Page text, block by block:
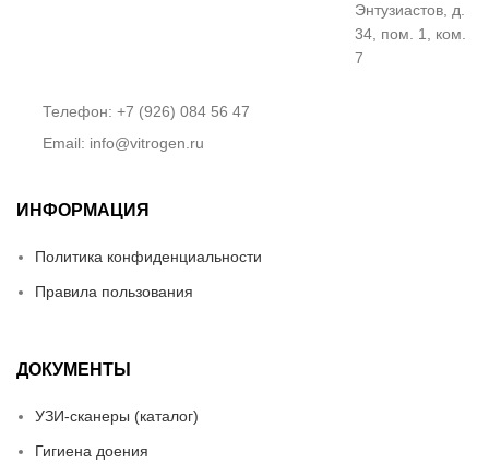
Энтузиастов, д.
34, пом. 1, ком.
7
Телефон: +7 (926) 084 56 47
Email: info@vitrogen.ru
ИНФОРМАЦИЯ
Политика конфиденциальности
Правила пользования
ДОКУМЕНТЫ
УЗИ-сканеры (каталог)
Гигиена доения